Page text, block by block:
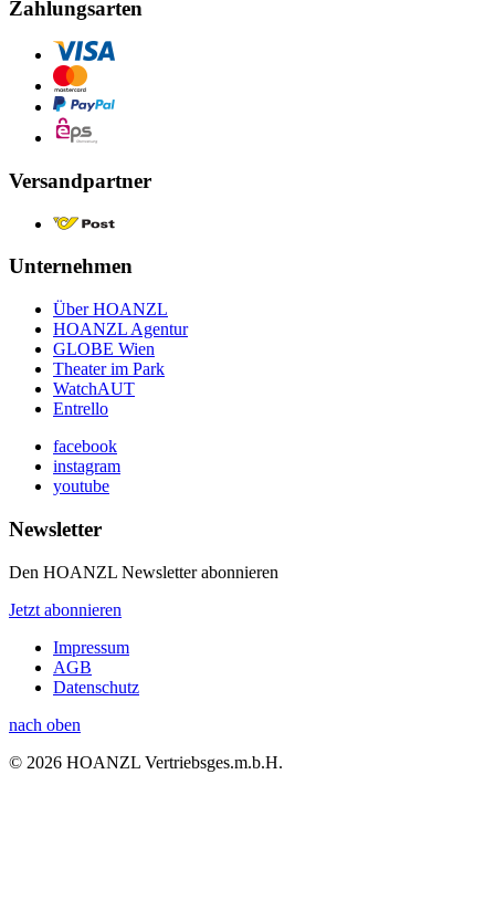
Zahlungsarten
Versandpartner
Unternehmen
Über HOANZL
HOANZL Agentur
GLOBE Wien
Theater im Park
WatchAUT
Entrello
facebook
instagram
youtube
Newsletter
Den HOANZL Newsletter abonnieren
Jetzt abonnieren
Impressum
AGB
Datenschutz
nach oben
© 2026 HOANZL Vertriebsges.m.b.H.